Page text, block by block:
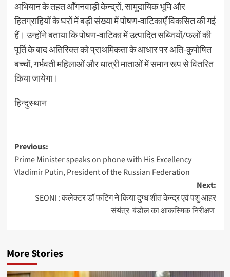
अभियान के तहत आँगनवाड़ी केन्द्रों, सामुदायिक भूमि और
हितग्राहियों के घरों में बड़ी संख्या में पोषण-वाटिकाएँ विकसित की गई
हैं। उन्होंने बताया कि पोषण-वाटिका में उत्पादित सब्जियों/फलों की
पूर्ति के बाद अतिरिक्त को प्राथमिकता के आधार पर अति-कुपोषित
बच्चों, गर्भवती महिलाओं और धात्री माताओं में समान रूप से वितरित
किया जायेगा।
हिन्दुस्थान
Post
navigation
Previous:
Prime Minister speaks on phone with His Excellency
Vladimir Putin, President of the Russian Federation
Next:
SEONI : कलेक्टर डॉ फटिंग ने किया दुग्ध शीत केन्द्र एवं पशु आहर
संयंत्र बंडोल का आकस्मिक निरीक्षण
More Stories